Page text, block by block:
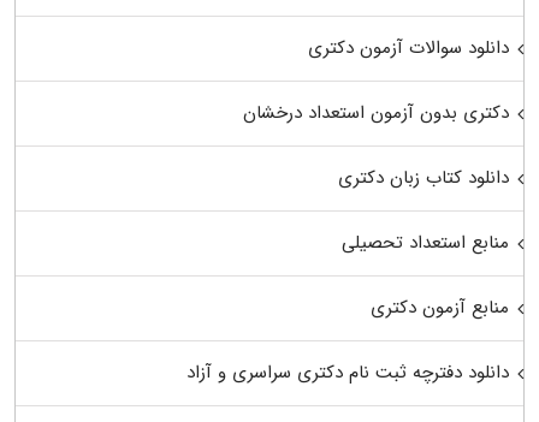
دانلود سوالات آزمون دکتری
دکتری بدون آزمون استعداد درخشان
دانلود کتاب زبان دکتری
منابع استعداد تحصیلی
منابع آزمون دکتری
دانلود دفترچه ثبت نام دکتری سراسری و آزاد